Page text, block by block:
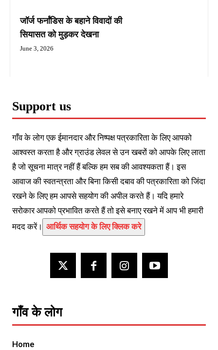
जॉर्ज फर्नांडिस के बहाने विवादों की
सियासत को मुड़कर देखना
June 3, 2026
Support us
गाँव के लोग एक ईमानदार और निष्पक्ष पत्रकारिता के लिए आपको
आश्वस्त करता है और ग्राउंड लेवल से उन खबरों को आपके लिए लाता
है जो सूचना मात्र नहीं हैं बल्कि हम सब की आवश्यकता हैं। इस
आवाज की स्वतन्त्रता और बिना किसी दबाव की पत्रकारिता को जिंदा
रखने के लिए हम आपसे सहयोग की अपील करते हैं। यदि हमारे
सरोकार आपको प्रभावित करते हैं तो इसे बनाए रखने में आप भी हमारी
मदद करें। आर्थिक सहयोग के लिए क्लिक करे
गाँव के लोग
Home